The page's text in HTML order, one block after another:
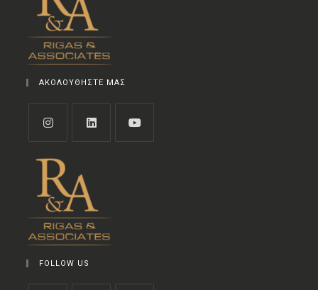
ΑΚΟΛΟΥΘΗΣΤΕ ΜΑΣ
FOLLOW US